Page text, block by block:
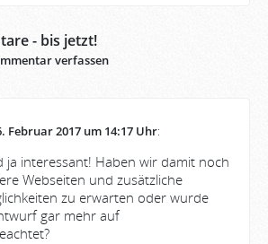
- bis jetzt!
verfassen
Februar 2017 um 14:17 Uhr:
ja interessant! Haben wir damit noch
Webseiten und zusätzliche
zu erwarten oder wurde
gar mehr auf